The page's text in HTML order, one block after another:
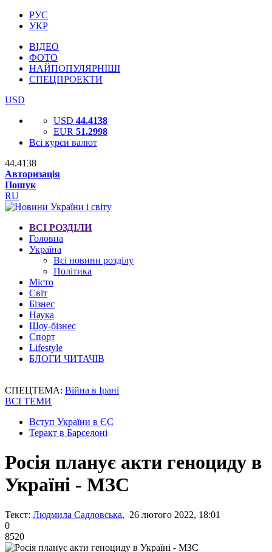
РУС
УКР
ВІДЕО
ФОТО
НАЙПОПУЛЯРНІШІ
СПЕЦПРОЕКТИ
USD
USD 44.4138
EUR 51.2998
Всі курси валют
44.4138
Авторизація
Пошук
RU
ВСІ РОЗДІЛИ
Головна
Україна
Всі новини розділу
Політика
Місто
Світ
Бізнес
Наука
Шоу-бізнес
Спорт
Lifestyle
БЛОГИ ЧИТАЧІВ
СПЕЦТЕМА: Війна в Ірані
ВСІ ТЕМИ
Вступ України в ЄС
Теракт в Барселоні
Росія планує акти геноциду в
Україні - МЗС
Текст: Людмила Садловська, 26 лютого 2022, 18:01
0
8520